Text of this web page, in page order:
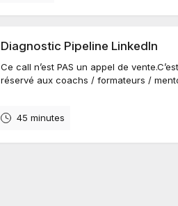
Diagnostic Pipeline LinkedIn
Ce call n’est PAS un appel de
réservé aux coachs / formateurs /
45 minutes